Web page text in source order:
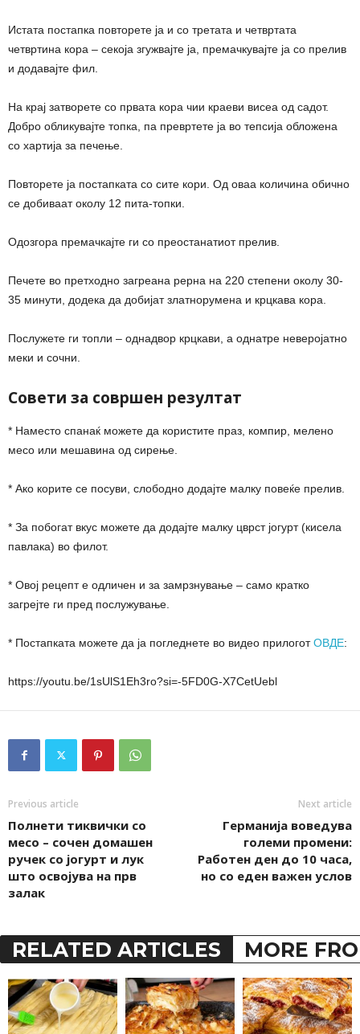
Истата постапка повторете ја и со третата и четвртата
четвртина кора – секоја згужвајте ја, премачкувајте ја со прелив
и додавајте фил.
На крај затворете со првата кора чии краеви висеа од садот.
Добро обликувајте топка, па превртете ја во тепсија обложена
со хартија за печење.
Повторете ја постапката со сите кори. Од оваа количина обично
се добиваат околу 12 пита-топки.
Одозгора премачкајте ги со преостанатиот прелив.
Печете во претходно загреана рерна на 220 степени околу 30-
35 минути, додека да добијат златнорумена и крцкава кора.
Послужете ги топли – однадвор крцкави, а однатре неверојатно
меки и сочни.
Совети за совршен резултат
* Наместо спанаќ можете да користите праз, компир, мелено
месо или мешавина од сирење.
* Ако корите се посуви, слободно додајте малку повеќе прелив.
* За побогат вкус можете да додајте малку цврст јогурт (кисела
павлака) во филот.
* Овој рецепт е одличен и за замрзнување – само кратко
загрејте ги пред послужување.
* Постапката можете да ја погледнете во видео прилоготОВДЕ:
https://youtu.be/1sUlS1Eh3ro?si=-5FD0G-X7CetUebl
Previous article
Полнети тиквички со
месо – сочен домашен
ручек со јогурт и лук
што освојува на прв
залак
Next article
Германија воведува
големи промени:
Работен ден до 10 часа,
но со еден важен услов
RELATED ARTICLES MORE